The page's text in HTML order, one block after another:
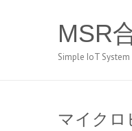
MSR
Simple IoT System
マイクロ